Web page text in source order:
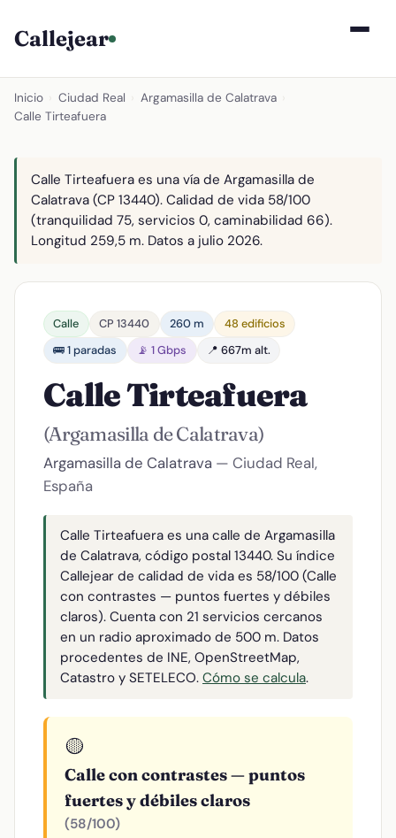
Callejear
Inicio Ciudad Real Argamasilla de Calatrava
Calle Tirteafuera
Calle Tirteafuera es una vía de Argamasilla de
Calatrava (CP 13440). Calidad de vida 58/100
(tranquilidad 75, servicios 0, caminabilidad 66).
Longitud 259,5 m. Datos a julio 2026.
Calle CP 13440 260 m
48 edificios
🚌 1 paradas
📡 1 Gbps 📍 667m alt.
Calle Tirteafuera
(Argamasilla de Calatrava)
Argamasilla de Calatrava — Ciudad Real,
España
Calle Tirteafuera es una calle de Argamasilla
de Calatrava, código postal 13440. Su índice
Callejear de calidad de vida es 58/100 (Calle
con contrastes — puntos fuertes y débiles
claros). Cuenta con 21 servicios cercanos
en un radio aproximado de 500 m. Datos
procedentes de INE, OpenStreetMap,
Catastro y SETELECO. Cómo se calcula.
🟡
Calle con contrastes — puntos
fuertes y débiles claros
(58/100)